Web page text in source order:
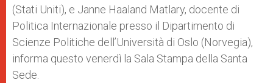
(Stati Uniti), e Janne Haaland Matlary, docente di
Politica Internazionale presso il Dipartimento di
Scienze Politiche dell’Università di Oslo (Norvegia),
informa questo venerdì la Sala Stampa della Santa
Sede.